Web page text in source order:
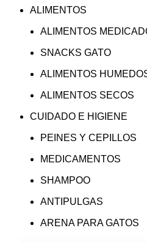
ALIMENTOS
ALIMENTOS
SNACKS GATO
ALIMENTOS
ALIMENTOS SECOS
CUIDADO E HIGIENE
PEINES Y CEPILLOS
MEDICAMENTOS
SHAMPOO
ANTIPULGAS
ARENA PARA GATOS